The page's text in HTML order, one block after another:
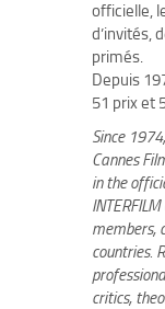
officielle,
d’invités,
primés.
Depuis
51 prix et
Since
Cannes
in the
members,
countries.
critics,